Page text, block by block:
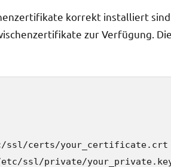
korrekt installiert
zur Verfügung.
ssl/certs/your_certificate.crt
ssl/private/